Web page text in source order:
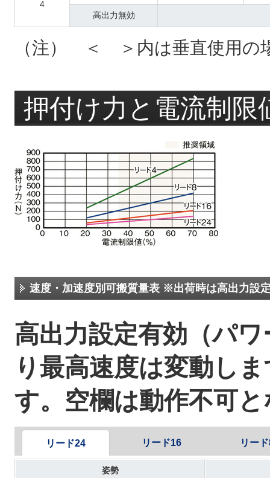
4
高出力無効
（注） ＜ ＞内は垂直使用の
押付け力と電流制限
速度・加速度別可搬質量表 ※出荷時は高出力設
高出力設定有効（パ
り最高速度は変動し
す。空欄は動作不可
リード24
姿勢
リード16 リー